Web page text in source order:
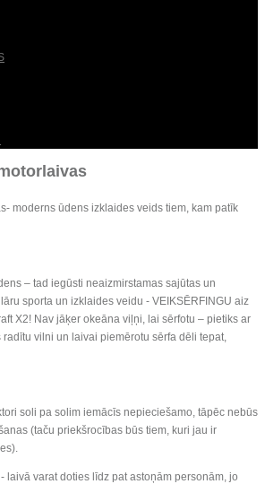
moderns ūdens izklaides veids tiem, kam patīk
– tad iegūsti neaizmirstamas sajūtas un
sporta un izklaides veidu - VEIKSĒRFINGU aiz
X2! Nav jāķer okeāna viļņi, lai sērfotu – pietiks ar
vilni un laivai piemērotu sērfa dēli tepat,
soli pa solim iemācīs nepieciešamo, tāpēc nebūs
(taču priekšrocības būs tiem, kuri jau ir
laivā varat doties līdz pat astoņām personām, jo